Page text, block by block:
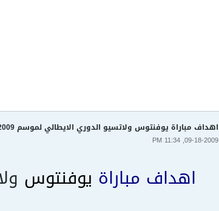
اهداف مباراة يوفنتوس ولاتسيو الدوري الايطالي لموسم 2009-2010 الجولة (3)
09-18-2009, 11:34 PM
اهداف مباراة يوفنتوس